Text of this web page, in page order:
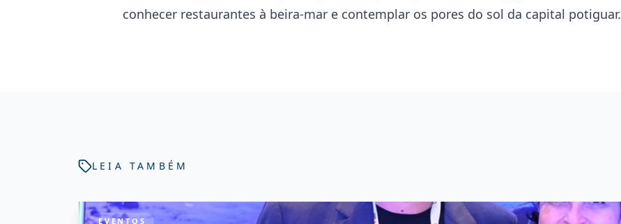
conhecer restaurantes à beira-mar e contemplar os pores do sol da capital potiguar.
LEIA TAMBÉM
EVENTOS